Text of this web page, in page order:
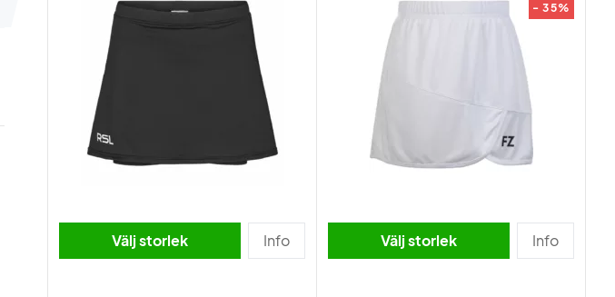
Välj storlek Info
- 35%
Välj storlek Info